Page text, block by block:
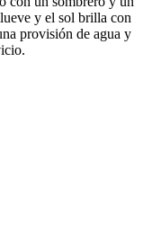
y el sol brilla con
provisión de agua y